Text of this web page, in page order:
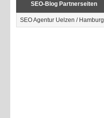
SEO-Blog Partnerseiten
SEO Agentur Uelzen / Hamburg